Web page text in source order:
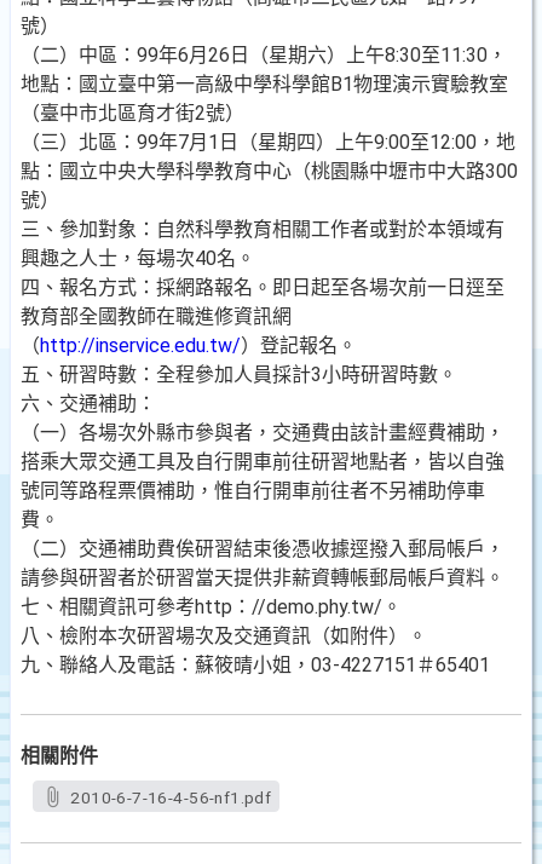
號）
（二）中區：99年6月26日（星期六）上午8:30至11:30，
地點：國立臺中第一高級中學科學館B1物理演示實驗教室
（臺中市北區育才街2號）
（三）北區：99年7月1日（星期四）上午9:00至12:00，地
點：國立中央大學科學教育中心（桃園縣中壢市中大路300
號）
三、參加對象：自然科學教育相關工作者或對於本領域有
興趣之人士，每場次40名。
四、報名方式：採網路報名。即日起至各場次前一日逕至
教育部全國教師在職進修資訊網
（http://inservice.edu.tw/）登記報名。
五、研習時數：全程參加人員採計3小時研習時數。
六、交通補助：
（一）各場次外縣市參與者，交通費由該計畫經費補助，
搭乘大眾交通工具及自行開車前往研習地點者，皆以自強
號同等路程票價補助，惟自行開車前往者不另補助停車
費。
（二）交通補助費俟研習結束後憑收據逕撥入郵局帳戶，
請參與研習者於研習當天提供非薪資轉帳郵局帳戶資料。
七、相關資訊可參考http：//demo.phy.tw/。
八、檢附本次研習場次及交通資訊（如附件）。
九、聯絡人及電話：蘇筱晴小姐，03-4227151＃65401
相關附件
2010-6-7-16-4-56-nf1.pdf